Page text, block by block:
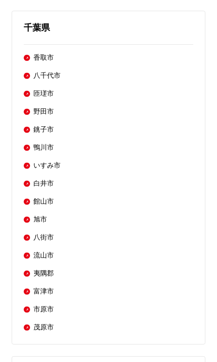
千葉県
香取市
八千代市
匝瑳市
野田市
銚子市
鴨川市
いすみ市
白井市
館山市
旭市
八街市
流山市
夷隅郡
富津市
市原市
茂原市